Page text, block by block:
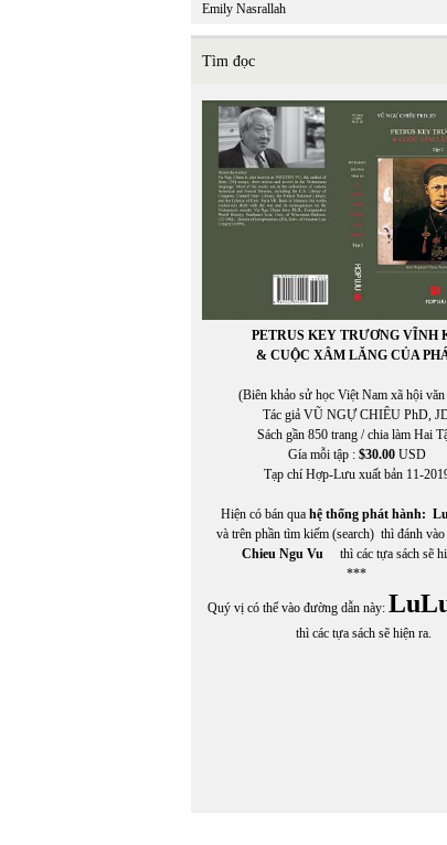
Emily Nasrallah
Tìm đọc
PETRUS KEY TRƯƠNG VĨNH
& CUỘC XÂM LĂNG CỦA
(Biên khảo sử học Việt Nam xã hội văn
Tác giả VŨ NGỰ CHIÊU PhD,
Sách gần 850 trang / chia làm Hai
Gía mỗi tập : $30.00USD
Tạp chí Hợp-Lưu xuất bản 11-
Hiện có bán qua hệ thống phát hành:
và trên phần tìm kiếm (search) thì đánh
Chieu Ngu Vu thì các tựa sách sẽ
***
Quý vị có thể vào đường dẫn này:
thì các tựa sách sẽ hiện ra.